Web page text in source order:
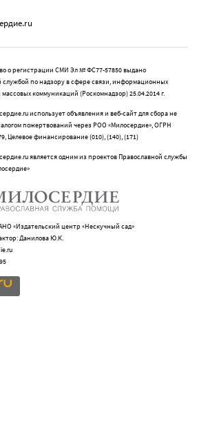
о регистрации СМИ Эл № ФС77-57850 выдано
службой по надзору в сфере связи, информационных
массовых коммуникаций (Роскомнадзор) 25.04.2014 г.
использует объявления и веб-сайт для сбора не
пожертвований через РОО «Милосердие», ОГРН
Целевое финансирование (010), (140), (171)
является одним из проектов Православной службы
«Издательский центр «Нескучный сад»
Данилова Ю.К.